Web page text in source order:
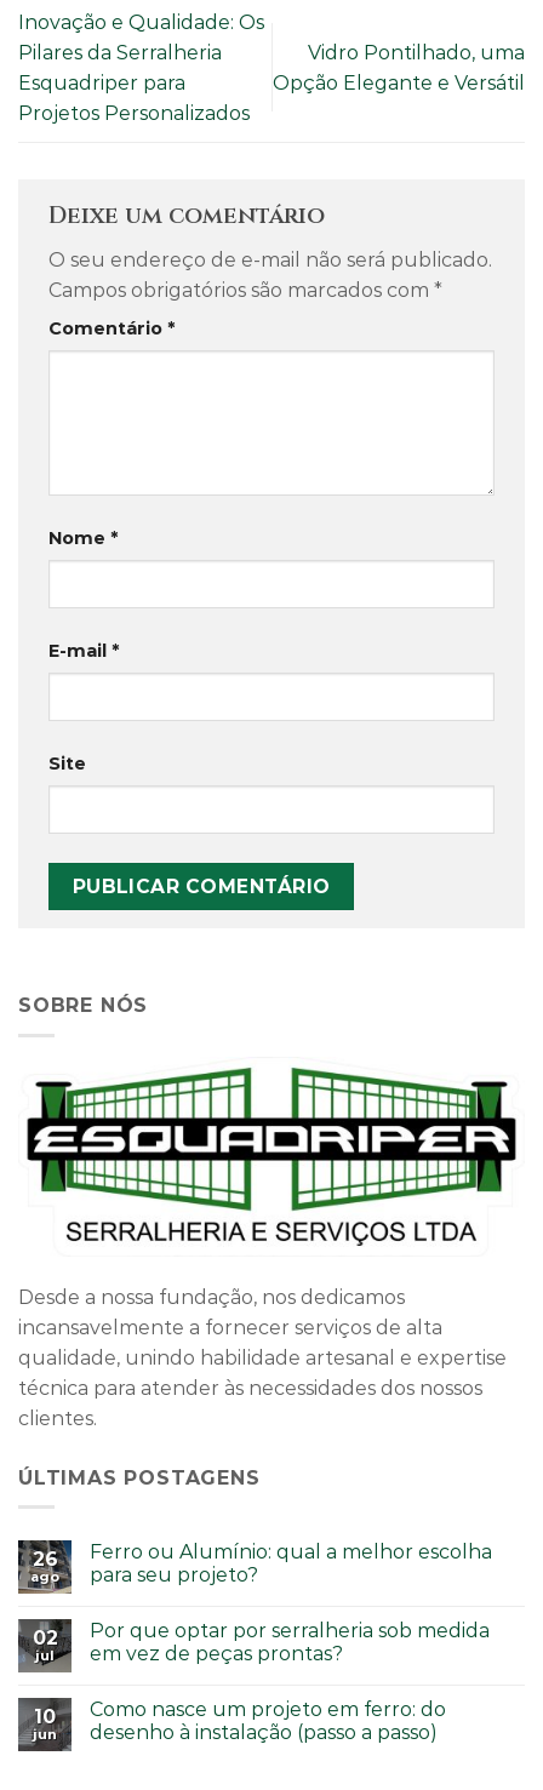
Inovação e Qualidade: Os
Pilares da Serralheria
Esquadriper para
Projetos Personalizados
Vidro Pontilhado, uma
Opção Elegante e Versátil
Deixe um comentário
O seu endereço de e-mail não será publicado.
Campos obrigatórios são marcados com *
Comentário *
Nome *
E-mail *
Site
SOBRE NÓS
Desde a nossa fundação, nos dedicamos
incansavelmente a fornecer serviços de alta
qualidade, unindo habilidade artesanal e expertise
técnica para atender às necessidades dos nossos
clientes.
ÚLTIMAS POSTAGENS
26
ago
Ferro ou Alumínio: qual a melhor escolha
para seu projeto?
02
jul
Por que optar por serralheria sob medida
em vez de peças prontas?
10
jun
Como nasce um projeto em ferro: do
desenho à instalação (passo a passo)